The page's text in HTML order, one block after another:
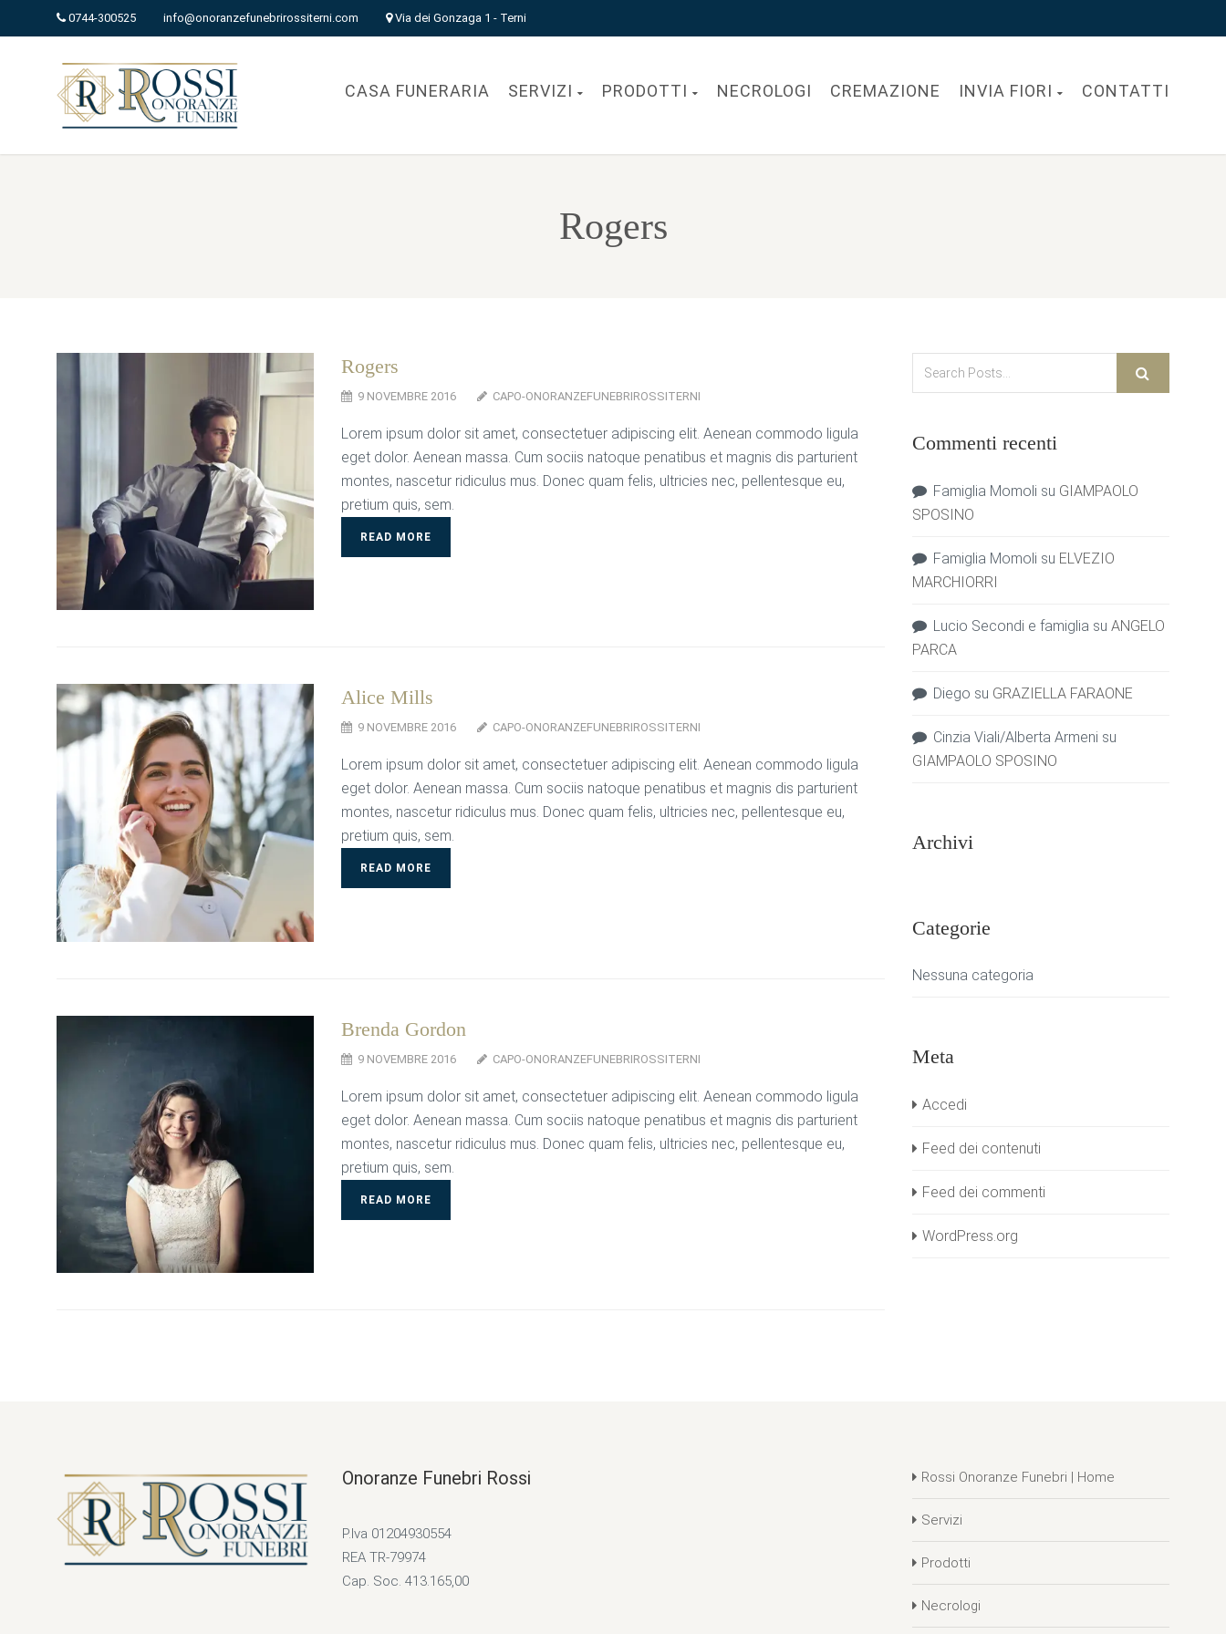
0744-300525 info@onoranzefunebrirossiterni.com Via dei Gonzaga 1 - Terni
CASA FUNERARIA SERVIZI PRODOTTI NECROLOGI CREMAZIONE INVIA FIORI CONTATTI
Rogers
Rogers
9 NOVEMBRE 2016 CAPO-ONORANZEFUNEBRIROSSITERNI
Lorem ipsum dolor sit amet, consectetuer adipiscing elit. Aenean commodo ligula
eget dolor. Aenean massa. Cum sociis natoque penatibus et magnis dis parturient
montes, nascetur ridiculus mus. Donec quam felis, ultricies nec, pellentesque eu,
pretium quis, sem.
READ MORE
Alice Mills
9 NOVEMBRE 2016 CAPO-ONORANZEFUNEBRIROSSITERNI
Lorem ipsum dolor sit amet, consectetuer adipiscing elit. Aenean commodo ligula
eget dolor. Aenean massa. Cum sociis natoque penatibus et magnis dis parturient
montes, nascetur ridiculus mus. Donec quam felis, ultricies nec, pellentesque eu,
pretium quis, sem.
READ MORE
Brenda Gordon
9 NOVEMBRE 2016 CAPO-ONORANZEFUNEBRIROSSITERNI
Lorem ipsum dolor sit amet, consectetuer adipiscing elit. Aenean commodo ligula
eget dolor. Aenean massa. Cum sociis natoque penatibus et magnis dis parturient
montes, nascetur ridiculus mus. Donec quam felis, ultricies nec, pellentesque eu,
pretium quis, sem.
READ MORE
Commenti recenti
Famiglia Momoli su GIAMPAOLO
SPOSINO
Famiglia Momoli su ELVEZIO
MARCHIORRI
Lucio Secondi e famiglia su ANGELO
PARCA
Diego su GRAZIELLA FARAONE
Cinzia Viali/Alberta Armeni su
GIAMPAOLO SPOSINO
Archivi
Categorie
Nessuna categoria
Meta
Accedi
Feed dei contenuti
Feed dei commenti
WordPress.org
Onoranze Funebri Rossi
P.Iva 01204930554
REA TR-79974
Cap. Soc. 413.165,00
Rossi Onoranze Funebri | Home
Servizi
Prodotti
Necrologi